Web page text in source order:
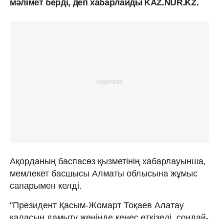
мәлімет берді, деп хабарлайды KAZ.NUR.KZ.
Ақорданың баспасөз қызметінің хабарлауынша,
мемлекет басшысы Алматы облысына жұмыс
сапарымен келді.
"Президент Қасым-Жомарт Тоқаев Алатау